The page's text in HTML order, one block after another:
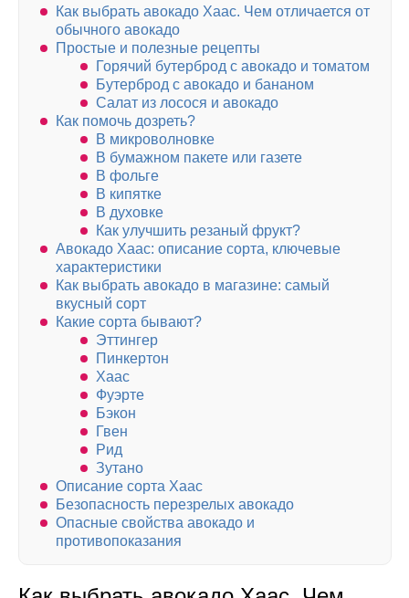
Как выбрать авокадо Хаас. Чем отличается от
обычного авокадо
Простые и полезные рецепты
Горячий бутерброд с авокадо и томатом
Бутерброд с авокадо и бананом
Салат из лосося и авокадо
Как помочь дозреть?
В микроволновке
В бумажном пакете или газете
В фольге
В кипятке
В духовке
Как улучшить резаный фрукт?
Авокадо Хаас: описание сорта, ключевые
характеристики
Как выбрать авокадо в магазине: самый
вкусный сорт
Какие сорта бывают?
Эттингер
Пинкертон
Хаас
Фуэрте
Бэкон
Гвен
Рид
Зутано
Описание сорта Хаас
Безопасность перезрелых авокадо
Опасные свойства авокадо и
противопоказания